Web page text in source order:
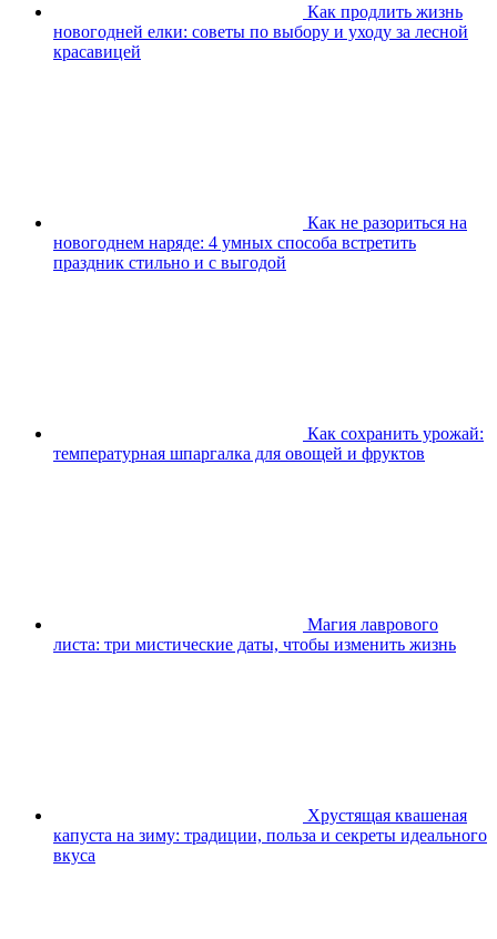
Как продлить жизнь
новогодней елки: советы по выбору и уходу за лесной
красавицей
Как не разориться на
новогоднем наряде: 4 умных способа встретить
праздник стильно и с выгодой
Как сохранить урожай:
температурная шпаргалка для овощей и фруктов
Магия лаврового
листа: три мистические даты, чтобы изменить жизнь
Хрустящая квашеная
капуста на зиму: традиции, польза и секреты идеального
вкуса